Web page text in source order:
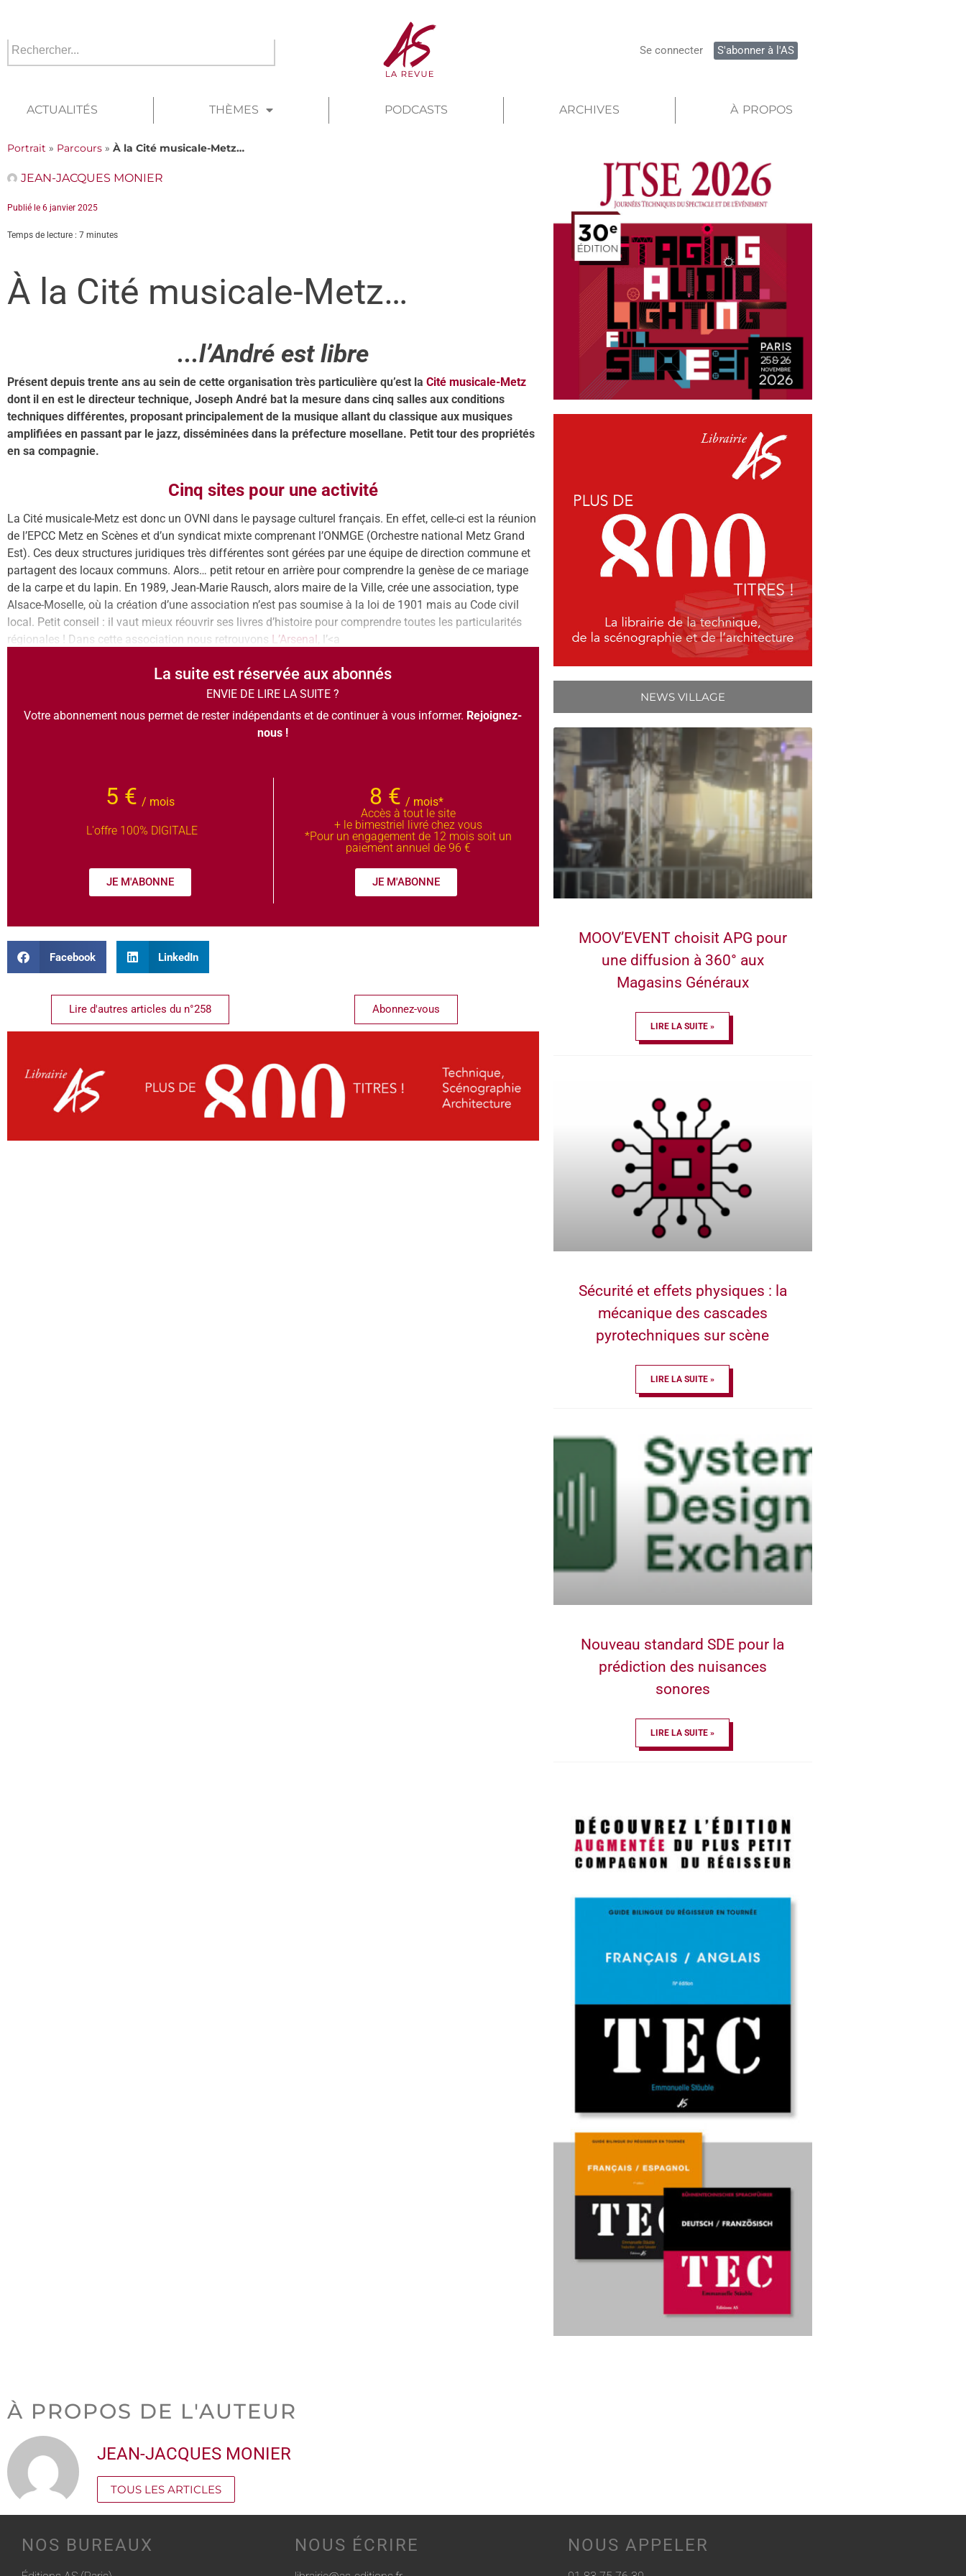
Se connecter S'abonner à l'AS
ACTUALITÉS THÈMES PODCASTS ARCHIVES À PROPOS
Portrait » Parcours » À la Cité musicale-Metz…
JEAN-JACQUES MONIER
Publié le 6 janvier 2025
Temps de lecture : 7 minutes
À la Cité musicale-Metz…
...l’André est libre
Présent depuis trente ans au sein de cette organisation très particulière qu’est la Cité musicale-Metz
dont il en est le directeur technique, Joseph André bat la mesure dans cinq salles aux conditions
techniques différentes, proposant principalement de la musique allant du classique aux musiques
amplifiées en passant par le jazz, disséminées dans la préfecture mosellane. Petit tour des propriétés
en sa compagnie.
Cinq sites pour une activité
La Cité musicale-Metz est donc un OVNI dans le paysage culturel français. En effet, celle-ci est la réunion
de l’EPCC Metz en Scènes et d’un syndicat mixte comprenant l’ONMGE (Orchestre national Metz Grand
Est). Ces deux structures juridiques très différentes sont gérées par une équipe de direction commune et
partagent des locaux communs. Alors… petit retour en arrière pour comprendre la genèse de ce mariage
de la carpe et du lapin. En 1989, Jean-Marie Rausch, alors maire de la Ville, crée une association, type
Alsace-Moselle, où la création d’une association n’est pas soumise à la loi de 1901 mais au Code civil
local. Petit conseil : il vaut mieux réouvrir ses livres d’histoire pour comprendre toutes les particularités
régionales ! Dans cette association nous retrouvons L’Arsenal , l’<a
La suite est réservée aux abonnés
ENVIE DE LIRE LA SUITE ?
Votre abonnement nous permet de rester indépendants et de continuer à vous informer. Rejoignez-
nous !
5 € / mois
L'offre 100% DIGITALE
JE M'ABONNE
8 € / mois*
Accès à tout le site
+ le bimestriel livré chez vous
*Pour un engagement de 12 mois soit un
paiement annuel de 96 €
JE M'ABONNE
Facebook LinkedIn
Lire d'autres articles du n°258 Abonnez-vous
NEWS VILLAGE
MOOV’EVENT choisit APG pour
une diffusion à 360° aux
Magasins Généraux
LIRE LA SUITE »
Sécurité et effets physiques : la
mécanique des cascades
pyrotechniques sur scène
LIRE LA SUITE »
Nouveau standard SDE pour la
prédiction des nuisances
sonores
LIRE LA SUITE »
À PROPOS DE L'AUTEUR
JEAN-JACQUES MONIER
TOUS LES ARTICLES
NOS BUREAUX NOUS ÉCRIRE NOUS APPELER